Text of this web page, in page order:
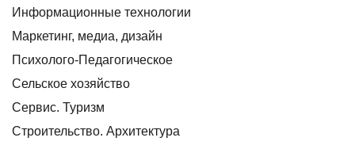
Информационные технологии
Маркетинг, медиа, дизайн
Психолого-Педагогическое
Сельское хозяйство
Сервис. Туризм
Строительство. Архитектура